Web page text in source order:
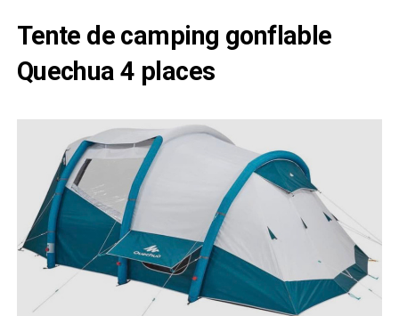
Tente de camping gonflable
Quechua 4 places